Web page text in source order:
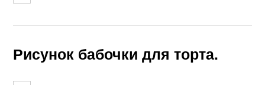
Рисунок бабочки для торта.